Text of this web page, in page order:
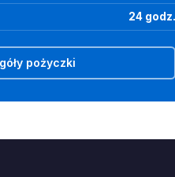
24 godz.
pożyczki